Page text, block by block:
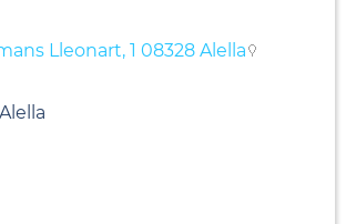
Lleonart, 1 08328 Alella